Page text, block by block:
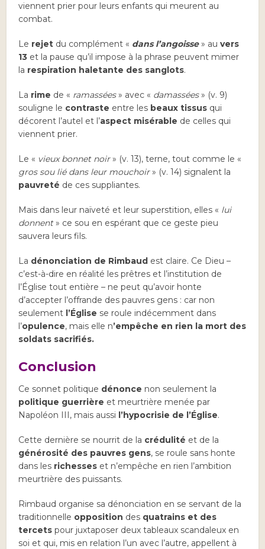
viennent prier pour leurs enfants qui meurent au
combat.
Le rejet du complément « dans l’angoisse» auvers
13 et la pause qu’il impose à la phrase peuvent mimer
la respiration haletante des sanglots.
La rime de « ramassées» avec « damassées» (v. 9)
souligne le contraste entre les beaux tissus qui
décorent l’autel et l’aspect misérable de celles qui
viennent prier.
Le « vieux bonnet noir» (v. 13), terne, tout comme le «
gros sou lié dans leur mouchoir» (v. 14) signalent la
pauvreté de ces suppliantes.
Mais dans leur naïveté et leur superstition, elles « lui
donnent» ce sou en espérant que ce geste pieu
sauvera leurs fils.
La dénonciation de Rimbaud est claire. Ce Dieu –
c’est-à-dire en réalité les prêtres et l’institution de
l’Église tout entière – ne peut qu’avoir honte
d’accepter l’offrande des pauvres gens : car non
seulement l’Église se roule indécemment dans
l’opulence, mais elle n’empêche en rien la mort des
soldats sacrifiés.
Conclusion
Ce sonnet politique dénonce non seulement la
politique guerrière et meurtrière menée par
Napoléon III, mais aussi l’hypocrisie de l’Église.
Cette dernière se nourrit de la crédulité et de la
générosité des pauvres gens, se roule sans honte
dans les richesses et n’empêche en rien l’ambition
meurtrière des puissants.
Rimbaud organise sa dénonciation en se servant de la
traditionnelle opposition des quatrains et des
tercets pour juxtaposer deux tableaux scandaleux en
soi et qui, mis en relation l’un avec l’autre, appellent à